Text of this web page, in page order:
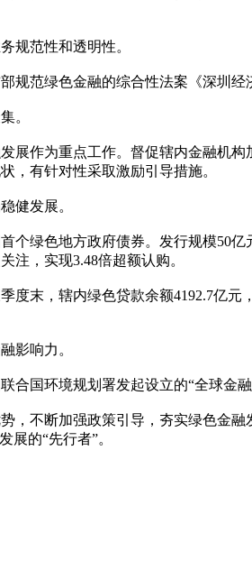
规范性和透明性。
规范绿色金融的综合性法案《深圳
。
展作为重点工作。督促辖内金融机构
，有针对性采取激励引导措施。
健发展。
个绿色地方政府债券。发行规模50
注，实现3.48倍超额认购。
度末，辖内绿色贷款余额4192.7亿
影响力。
合国环境规划署发起设立的“全球金
，不断加强政策引导，夯实绿色金
展的“先行者”。